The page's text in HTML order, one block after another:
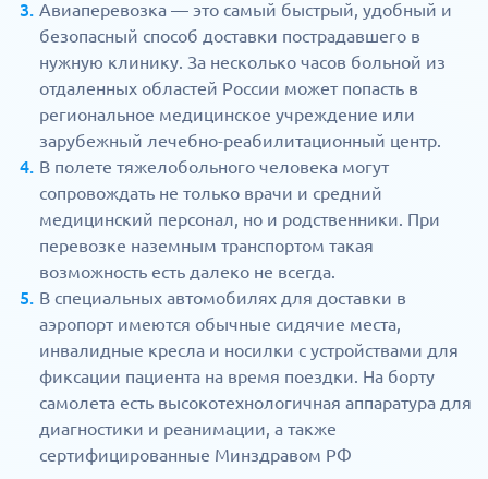
Авиаперевозка — это самый быстрый, удобный и
безопасный способ доставки пострадавшего в
нужную клинику. За несколько часов больной из
отдаленных областей России может попасть в
региональное медицинское учреждение или
зарубежный лечебно-реабилитационный центр.
В полете тяжелобольного человека могут
сопровождать не только врачи и средний
медицинский персонал, но и родственники. При
перевозке наземным транспортом такая
возможность есть далеко не всегда.
В специальных автомобилях для доставки в
аэропорт имеются обычные сидячие места,
инвалидные кресла и носилки с устройствами для
фиксации пациента на время поездки. На борту
самолета есть высокотехнологичная аппаратура для
диагностики и реанимации, а также
сертифицированные Минздравом РФ